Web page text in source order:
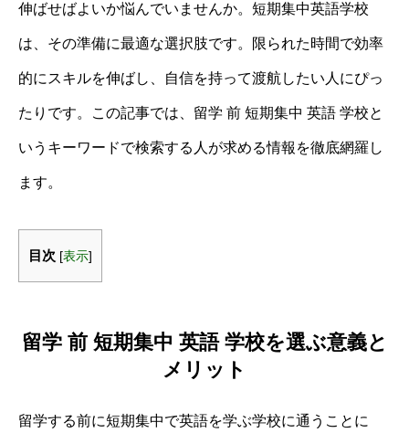
伸ばせばよいか悩んでいませんか。短期集中英語学校
は、その準備に最適な選択肢です。限られた時間で効率
的にスキルを伸ばし、自信を持って渡航したい人にぴっ
たりです。この記事では、留学 前 短期集中 英語 学校と
いうキーワードで検索する人が求める情報を徹底網羅し
ます。
目次 [表示]
留学 前 短期集中 英語 学校を選ぶ意義と
メリット
留学する前に短期集中で英語を学ぶ学校に通うことに